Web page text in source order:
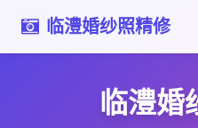
临澧婚纱照精修
临澧婚